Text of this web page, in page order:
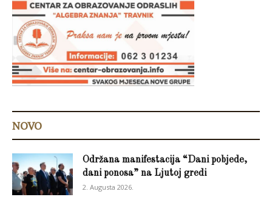
NOVO
Održana manifestacija “Dani pobjede,
dani ponosa” na Ljutoj gredi
2. Augusta 2026.